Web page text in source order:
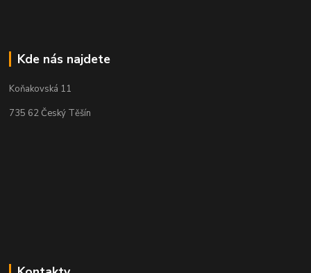
Kde nás najdete
Koňakovská 11
735 62 Český Těšín